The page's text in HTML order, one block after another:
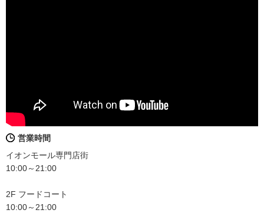
営業時間
イオンモール専門店街
10:00～21:00
2F フードコート
10:00～21:00